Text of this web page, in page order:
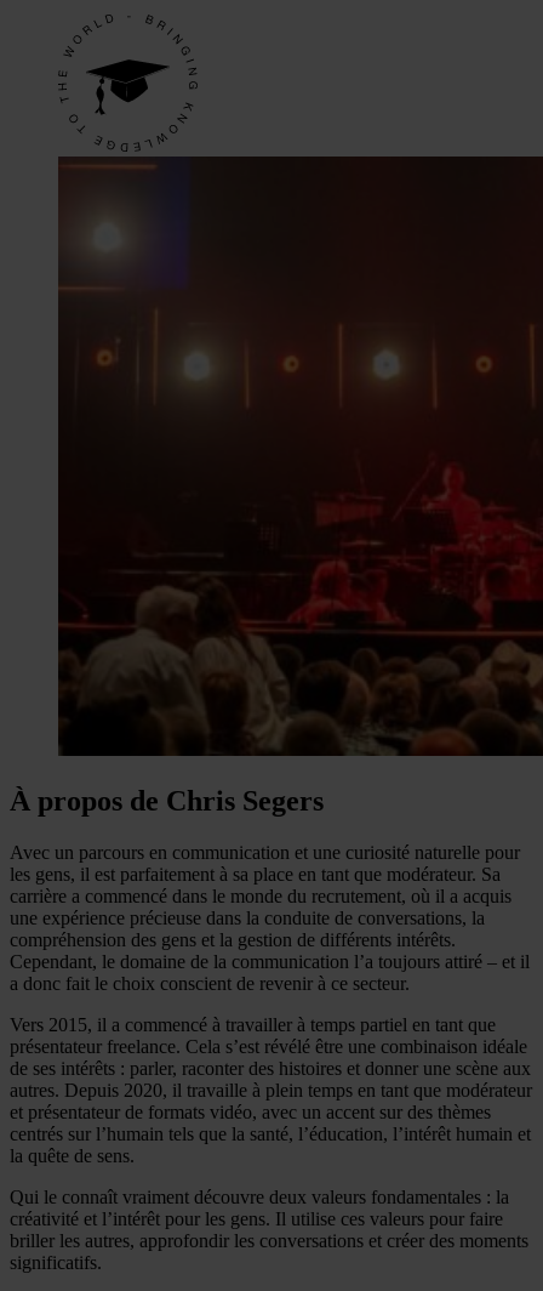
À propos de Chris Segers
Avec un parcours en communication et une curiosité naturelle pour
les gens, il est parfaitement à sa place en tant que modérateur. Sa
carrière a commencé dans le monde du recrutement, où il a acquis
une expérience précieuse dans la conduite de conversations, la
compréhension des gens et la gestion de différents intérêts.
Cependant, le domaine de la communication l’a toujours attiré – et il
a donc fait le choix conscient de revenir à ce secteur.
Vers 2015, il a commencé à travailler à temps partiel en tant que
présentateur freelance. Cela s’est révélé être une combinaison idéale
de ses intérêts : parler, raconter des histoires et donner une scène aux
autres. Depuis 2020, il travaille à plein temps en tant que modérateur
et présentateur de formats vidéo, avec un accent sur des thèmes
centrés sur l’humain tels que la santé, l’éducation, l’intérêt humain et
la quête de sens.
Qui le connaît vraiment découvre deux valeurs fondamentales : la
créativité et l’intérêt pour les gens. Il utilise ces valeurs pour faire
briller les autres, approfondir les conversations et créer des moments
significatifs.